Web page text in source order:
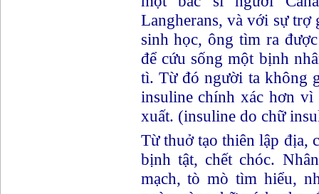
Langherans, và với sự
sinh học, ông tìm ra
để cứu sống một bịnh
tì. Từ đó người ta không
insuline chính xác hơn vì
xuất. (insuline do chữ
Từ thuở tạo thiên lập địa,
bịnh tật, chết chóc.
mạch, tò mò tìm hiểu,